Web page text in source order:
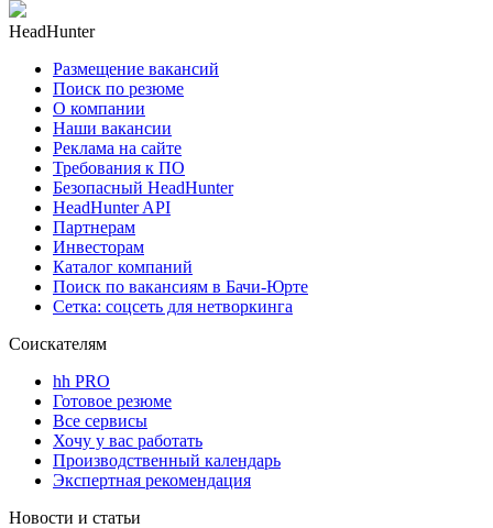
HeadHunter
Размещение вакансий
Поиск по резюме
О компании
Наши вакансии
Реклама на сайте
Требования к ПО
Безопасный HeadHunter
HeadHunter API
Партнерам
Инвесторам
Каталог компаний
Поиск по вакансиям в Бачи-Юрте
Сетка: соцсеть для нетворкинга
Соискателям
hh PRO
Готовое резюме
Все сервисы
Хочу у вас работать
Производственный календарь
Экспертная рекомендация
Новости и статьи